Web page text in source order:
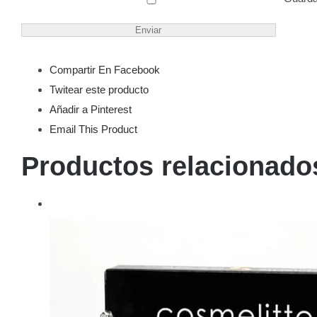
Compartir En Facebook
Twitear este producto
Añadir a Pinterest
Email This Product
Productos